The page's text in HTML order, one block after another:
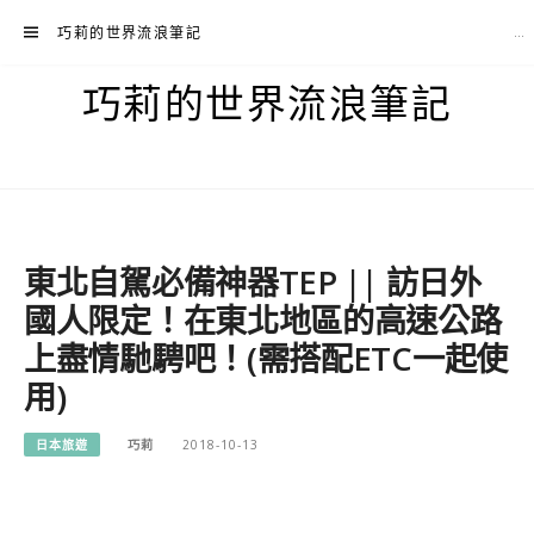
巧莉的世界流浪筆記
巧莉的世界流浪筆記
東北自駕必備神器TEP || 訪日外
國人限定！在東北地區的高速公路
上盡情馳騁吧！(需搭配ETC一起使
用)
日本旅遊 巧莉 2018-10-13